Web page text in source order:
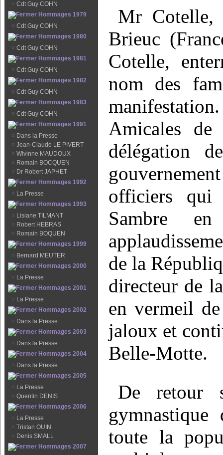
¤ Cdt Guy COHN
Hommages 1979
¤ Cdt Guy COHN
Hommages 1980
¤ Cdt Guy COHN
Hommages 1981
¤ Cdt Guy COHN
Hommages 1982
¤ Cdt Guy COHN
Hommages 1983
¤ Cdt Guy COHN
Hommages 1991
¤ Dans la Presse
¤ Jean-Claude LE PIVERT
¤ Wivinne MAUDOUX
¤ Romain BOCQUEN
¤ Dr Robert JAPHET
Hommages 1992
¤ La Presse
Hommages 1993
¤ Lisiane TILMANT
¤ Robert HEBRAS
¤ Romain BOQUEN
Hommages 1999
¤ Bernard MEUTER
Hommages 2000
¤ La Presse
Hommages 2001
¤ La Presse
Hommages 2002
¤ Dans la Presse
Hommages 2003
¤ Dans la Presse
Hommages 2004
¤ Dans la Presse
Hommages 2005
¤ La Presse
¤ Quentin DENIS
Hommages 2006
¤ La Presse
¤ Tristan OUIN
¤ Denis SMALL
Hommages 2007
Mr Cotelle,
Brieuc
Cotelle,
nom des
Amicales
délégation
officiers
Sambre
de la
directeur de
en vermeil
jaloux et
Belle-Motte.
De retour
toute la